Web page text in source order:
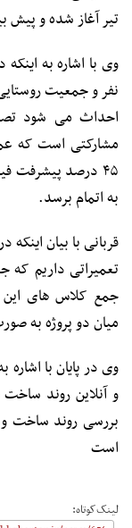
تیر آغاز شده و پیش بینی می شود تا
احداث می شود
مشارکتی است که
به اتمام برسد.
میان دو پروژه به
وی در پایان با
و آنلاین روند
بررسی روند ساخت
است
لینک‌کوتاه: